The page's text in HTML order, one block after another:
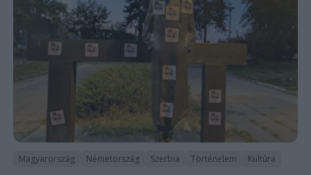
Magyarország Németország Szerbia Történelem Kultúra